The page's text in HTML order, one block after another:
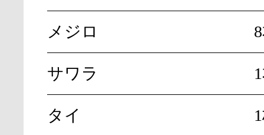
メジロ
サワラ
タイ